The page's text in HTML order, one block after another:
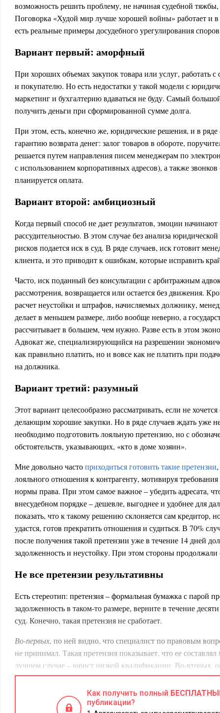
возможность решить проблему, не начиная судебной
Поговорка «Худой мир лучше хорошей войны» работает и
есть реальные примеры досудебного урегулирования
Вариант первый: аморфный
При хороших объемах закупок товара или услуг, работать
и покупателю. Но есть недостатки у такой модели с
маркетинг и бухгалтерию вдаваться не буду. Самый
получить деньги при сформированной сумме долга.
При этом, есть, конечно же, юридические решения, и в
гарантию возврата денег: залог товаров в обороте,
решается путем направления писем менеджерам по
с использованием корпоративных адресов), а также
планируется оплата.
Вариант второй: амбициозный
Когда первый способ не дает результатов, эмоции начинают
рассудительностью. В этом случае без анализа
рисков подается иск в суд. В ряде случаев, иск готовит
клиента, и это приводит к ошибкам, которые исправить
Часто, иск поданный без консультации с арбитражным
рассмотрения, возвращается или остается без движения.
расчет неустойки и штрафов, начисляемых должнику,
делает в меньшем размере, либо вообще неверно, а
рассчитывает в большем, чем нужно. Разве есть в этом
Адвокат же, специализирующийся на разрешении
как правильно платить, но и вовсе как не платить при
на должника.
Вариант третий: разумный
Этот вариант целесообразно рассматривать, если не
делающим хорошие закупки. Но в ряде случаев ждать уже
необходимо подготовить лояльную претензию, но с
обстоятельств, указывающих, «кто в доме хозяин».
Мне довольно частоприходиться готовить такие претензии
лояльного отношения к контрагенту, мотивируя
нормы права. При этом самое важное – убедить адресата,
внесудебном порядке – дешевле, выгоднее и удобнее для
показать, что к такому решению склоняется сам кредитор,
удастся, готов прекратить отношения и судиться. В 70%
после получения такой претензии уже в течение 14 дней
задолженность и неустойку. При этом стороны продолжали
Не все претензии результативны
Есть стереотип: претензия – формальная бумажка с парой
задолженность в таком-то размере, верните в течение
суд. Конечно, такая претензия не сработает.
Во-первых, по ней видно, что специалист по правовым
не принимал. Такая претензия показывает, что ее
лучшем случае – юрист низкой квалификации. Во-вторых,
не показывает контрагенту целостную картинку
среди массы других претензий и писем.
Претензия должна быть написана, с одной стороны, как
Как получить полный
публикации?